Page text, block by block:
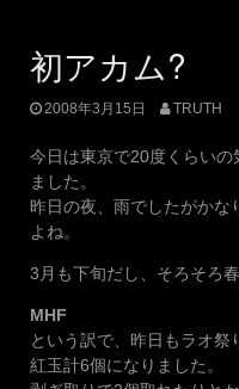
初アカム?
2008年3月15日 TRUTH
今日は東京で20度くらい
ました。
昨日の夜、雨でしたがかな
よね。
3月も下旬だし、そろそろ
MHF
という訳で、昨日もラオ祭
紅玉計6個になりました。